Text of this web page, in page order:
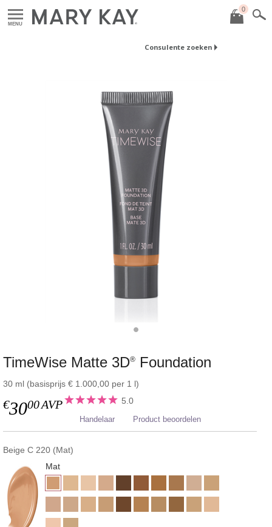
MENU
0
Consulente zoeken
TimeWise Matte 3D® Foundation
30 ml (basisprijs € 1.000,00 per 1 l)
€3000AVP 5.0
Handelaar Product beoordelen
Beige C 220 (Mat)
Mat